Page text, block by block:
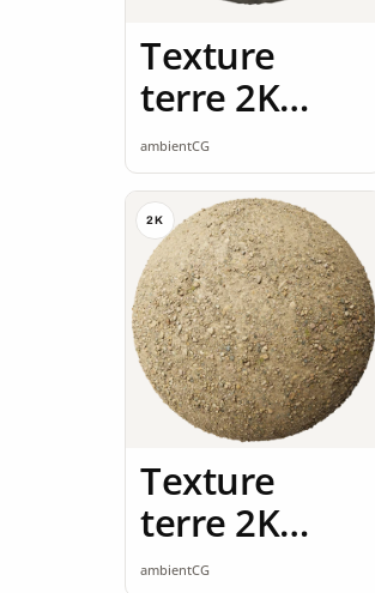
Texture
terre 2K
seamless
ambientCG
2K
Texture
terre 2K
seamless
ambientCG